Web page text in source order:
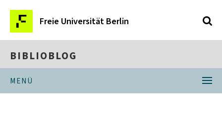
Freie Universität Berlin
BIBLIOBLOG
MENÜ